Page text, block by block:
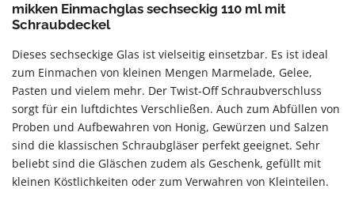
mikken Einmachglas sechseckig 110 ml mit
Schraubdeckel
Dieses sechseckige Glas ist vielseitig einsetzbar. Es ist ideal
zum Einmachen von kleinen Mengen Marmelade, Gelee,
Pasten und vielem mehr. Der Twist-Off Schraubverschluss
sorgt für ein luftdichtes Verschließen. Auch zum Abfüllen von
Proben und Aufbewahren von Honig, Gewürzen und Salzen
sind die klassischen Schraubgläser perfekt geeignet. Sehr
beliebt sind die Gläschen zudem als Geschenk, gefüllt mit
kleinen Köstlichkeiten oder zum Verwahren von Kleinteilen.